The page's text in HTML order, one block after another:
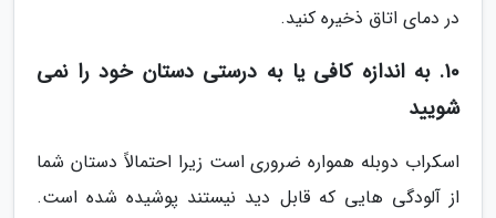
در دمای اتاق ذخیره کنید.
10. به اندازه کافی یا به درستی دستان خود را نمی
شویید
اسکراب دوبله همواره ضروری است زیرا احتمالاً دستان شما
از آلودگی هایی که قابل دید نیستند پوشیده شده است.